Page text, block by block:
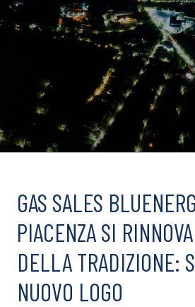
GAS SALES
PIACENZA SI
DELLA TRADIZIONE:
NUOVO LOGO